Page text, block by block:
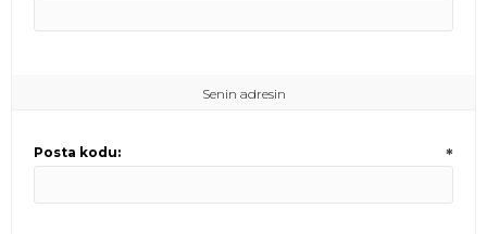
Senin adresin
Posta kodu: *